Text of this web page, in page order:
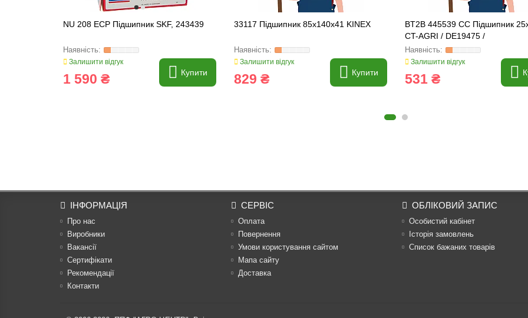
NU 208 ECP Підшипник SKF, 243439
Залишити відгук
1 590 ₴ Купити
33117 Підшипник 85x140x41 KINEX
Залишити відгук
829 ₴ Купити
BT2B 445539 CC Підшипник
CT-AGRI / DE19475 /
Залишити відгук
531 ₴
ІНФОРМАЦІЯ
Про нас
Виробники
Вакансії
Сертифікати
Рекомендації
Контакти
СЕРВІС
Оплата
Повернення
Умови користування сайтом
Мапа сайту
Доставка
ОБЛІКОВИЙ ЗАПИС
Особистий кабінет
Історія замовлень
Список бажаних товарів